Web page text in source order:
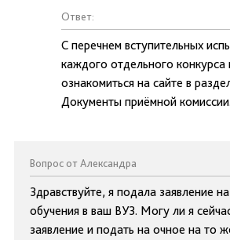
Ответ:
С перечнем вступительных
каждого отдельного
ознакомиться на сайте в
Документы приёмной комиссии.
Вопрос от Александра
Здравствуйте, я подала заявление
обучения в ваш ВУЗ. Могу ли я
заявление и подать на очное на то